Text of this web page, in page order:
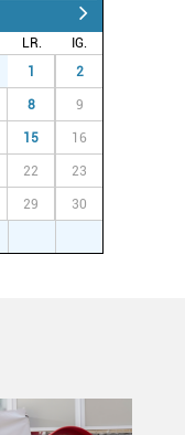
LR.
IG.
1 2
8 9
15 16
22 23
29 30